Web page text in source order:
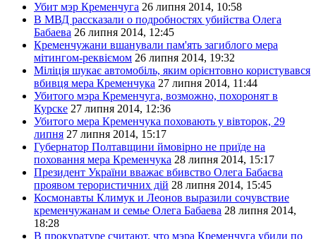
Убит мэр Кременчуга 26 липня 2014, 10:58
В МВД рассказали о подробностях убийства Олега
Бабаева 26 липня 2014, 12:45
Кременчужани вшанували пам'ять загиблого мера
мітингом-реквіємом 26 липня 2014, 19:32
Міліція шукає автомобіль, яким орієнтовно користувався
вбивця мера Кременчука 27 липня 2014, 11:44
Убитого мэра Кременчуга, возможно, похоронят в
Курске 27 липня 2014, 12:36
Убитого мера Кременчука поховають у вівторок, 29
липня 27 липня 2014, 15:17
Губернатор Полтавщини ймовірно не приїде на
поховання мера Кременчука 28 липня 2014, 15:17
Президент України вважає вбивство Олега Бабаєва
проявом терористичних дій 28 липня 2014, 15:45
Космонавты Климук и Леонов выразили сочувствие
кременчужанам и семье Олега Бабаева 28 липня 2014,
18:28
В прокуратуре считают, что мэра Кременчуга убили по